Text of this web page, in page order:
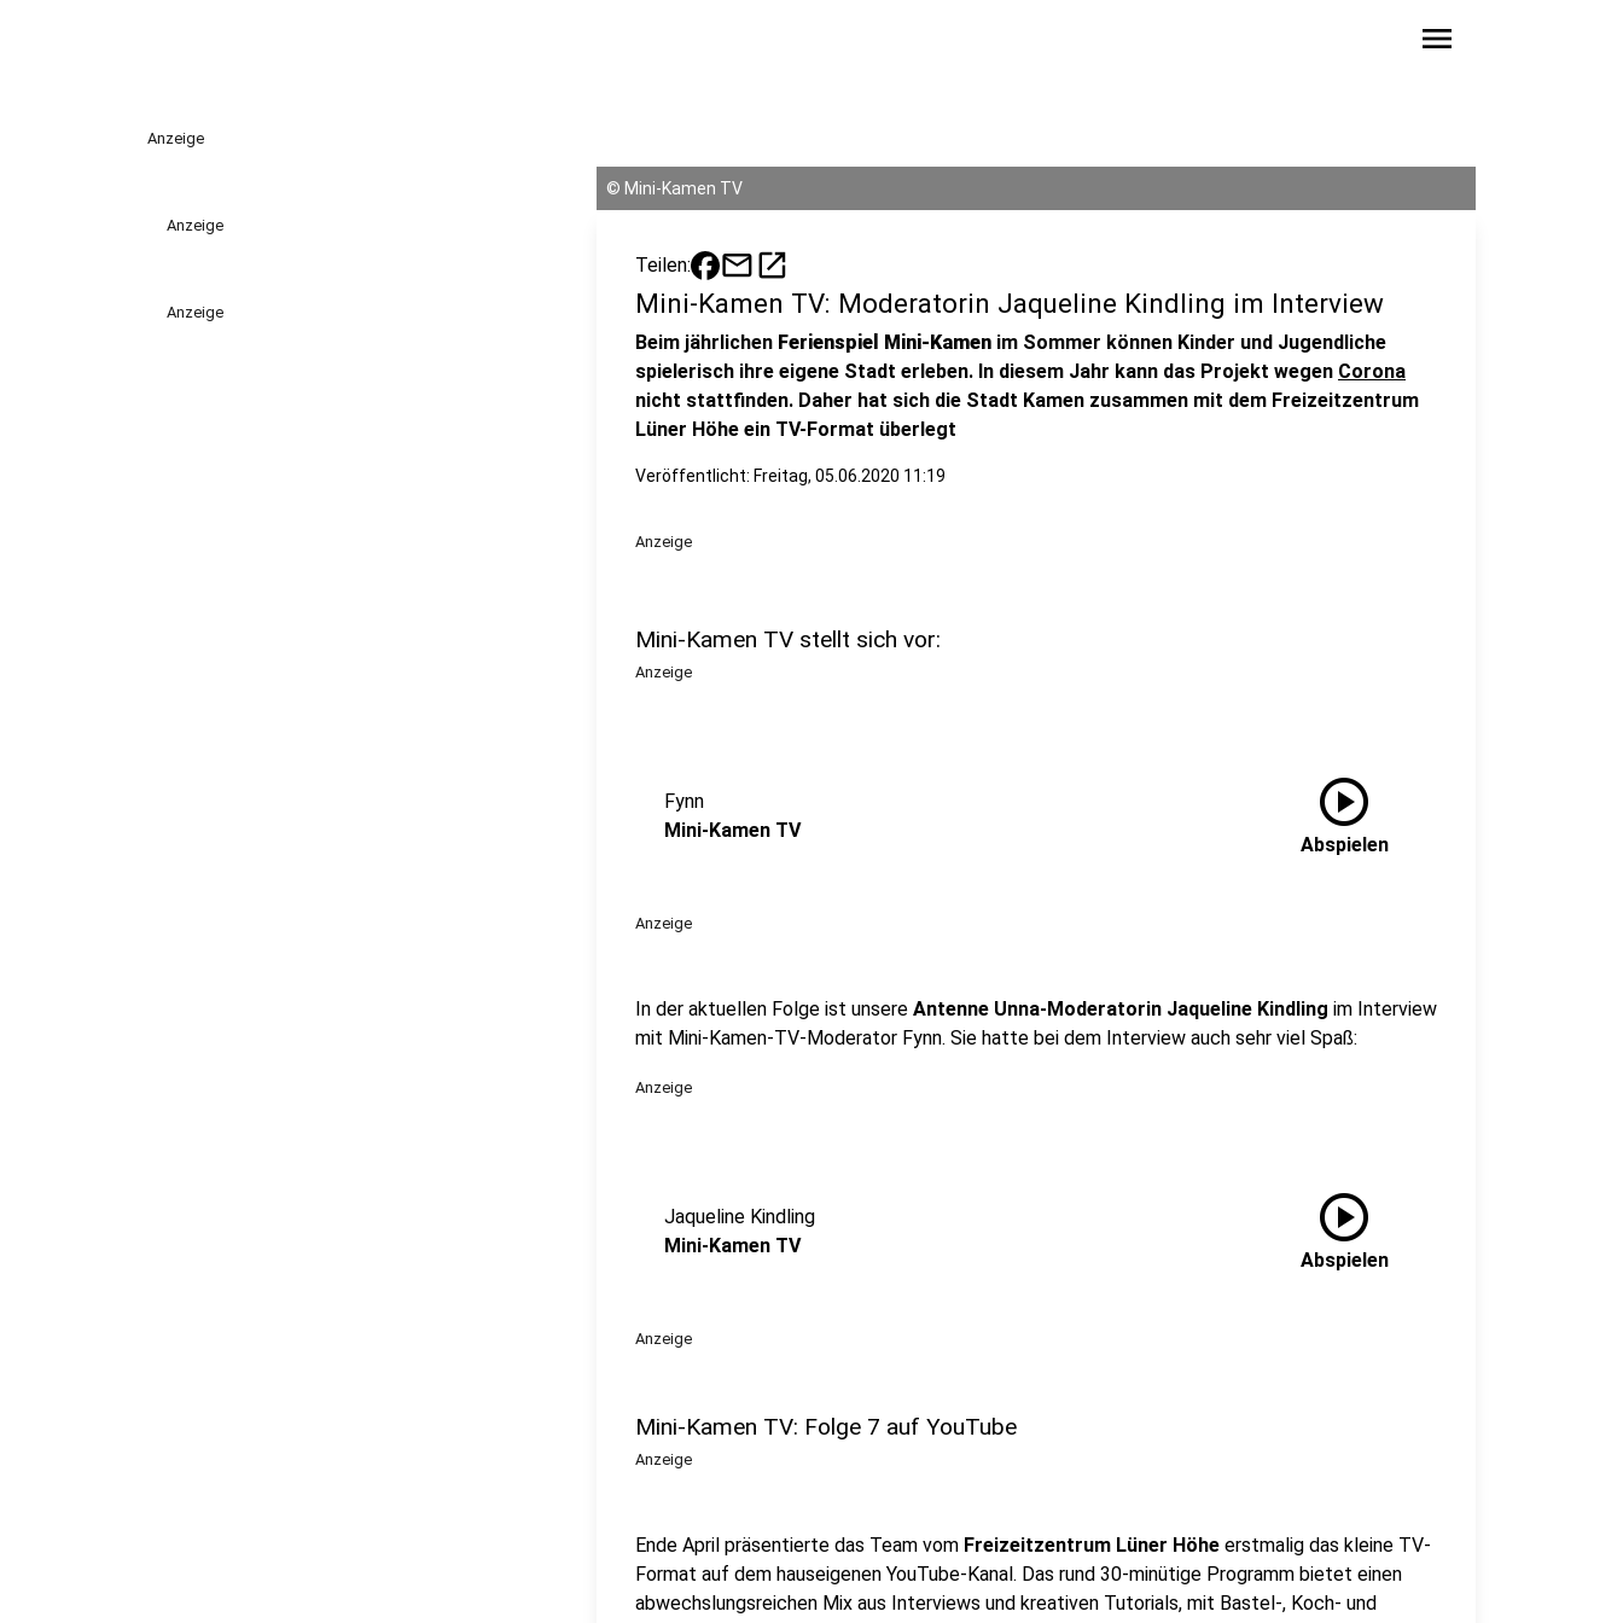
menu
Anzeige
Anzeige
Anzeige
© Mini-Kamen TV
Teilen: mailopen_in_new
Mini-Kamen TV: Moderatorin Jaqueline Kindling im Interview
Beim jährlichen Ferienspiel Mini-Kamen im Sommer können Kinder und Jugendliche
spielerisch ihre eigene Stadt erleben. In diesem Jahr kann das Projekt wegen Corona
nicht stattfinden. Daher hat sich die Stadt Kamen zusammen mit dem Freizeitzentrum
Lüner Höhe ein TV-Format überlegt
Veröffentlicht: Freitag, 05.06.2020 11:19
Anzeige
Mini-Kamen TV stellt sich vor:
Anzeige
Fynn
Mini-Kamen TV
play_circle
Abspielen
Anzeige
In der aktuellen Folge ist unsere Antenne Unna-Moderatorin Jaqueline Kindling im Interview
mit Mini-Kamen-TV-Moderator Fynn. Sie hatte bei dem Interview auch sehr viel Spaß:
Anzeige
Jaqueline Kindling
Mini-Kamen TV
play_circle
Abspielen
Anzeige
Mini-Kamen TV: Folge 7 auf YouTube
Anzeige
Ende April präsentierte das Team vom Freizeitzentrum Lüner Höhe erstmalig das kleine TV-
Format auf dem hauseigenen YouTube-Kanal. Das rund 30-minütige Programm bietet einen
abwechslungsreichen Mix aus Interviews und kreativen Tutorials, mit Bastel-, Koch- und